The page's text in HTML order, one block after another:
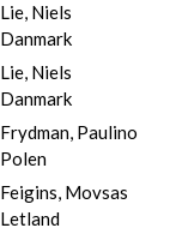
Lie, Niels
Danmark
Lie, Niels
Danmark
Frydman, Paulino
Polen
Feigins, Movsas
Letland